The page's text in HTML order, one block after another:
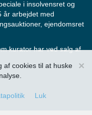
×
af cookies til at huske
Luk
i insolvensret og
år arbejdet med
ejendomsret
kurator har ved salg af